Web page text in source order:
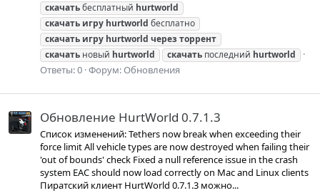
скачатьбесплатный hurtworld
скачать игру hurtworld бесплатно
скачать игру hurtworld через торрент
скачать новый hurtworld скачать последний hurtworld
Ответы: 0 Форум:Обновления
Обновление HurtWorld 0.7.1.3
Список изменений: Tethers now break when exceeding their
force limit All vehicle types are now destroyed when failing their
'out of bounds' check Fixed a null reference issue in the crash
system EAC should now load correctly on Mac and Linux clients
Пиратский клиент HurtWorld 0.7.1.3 можно...